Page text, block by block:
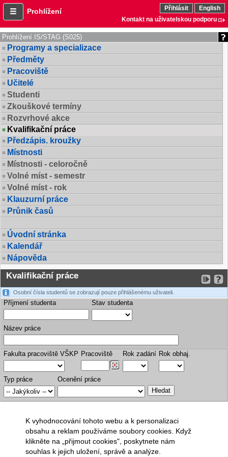
Prohlížení Přihlásit
English
Kontakt na uživatelskou podporu
Prohlížení IS/STAG (S025)
Programy a specializace
Předměty
Pracoviště
Učitelé
Studenti
Zkouškové termíny
Rozvrhové akce
Kvalifikační práce
Předzápis. kroužky
Místnosti
Místnosti - celoročně
Volné míst - semestr
Volné míst - rok
Klauzurní práce
Průnik časů
Úvodní stránka
Kalendář
Nápověda
Kvalifikační práce
Osobní čísla studentů se zobrazují pouze přihlášenému uživateli.
Příjmení studenta Stav studenta
Název práce
Fakulta pracoviště VŠKP Pracoviště Rok zadání Rok obhaj.
Typ práce Ocenění práce
K vyhodnocování tohoto webu a k personalizaci
obsahu a reklam používáme soubory cookies. Když
klikněte na „přijmout cookies", poskytnete nám
souhlas k jejich uložení, správě a analýze.